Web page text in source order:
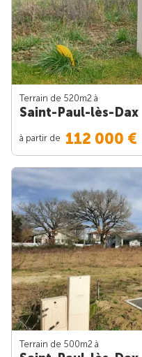
Terrain de 520m2 à
Saint-Paul-lès-Dax
à partir de 112 000 €
Terrain de 500m2 à